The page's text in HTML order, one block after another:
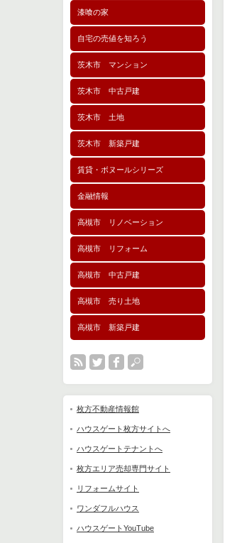
漆喰の家
自宅の売値を知ろう
茨木市 マンション
茨木市 中古戸建
茨木市 土地
茨木市 新築戸建
賃貸・ボヌールシリーズ
金融情報
高槻市 リノベーション
高槻市 リフォーム
高槻市 中古戸建
高槻市 売り土地
高槻市 新築戸建
枚方不動産情報館
ハウスゲート枚方サイトへ
ハウスゲートテナントへ
枚方エリア売却専門サイト
リフォームサイト
ワンダフルハウス
ハウスゲートYouTube